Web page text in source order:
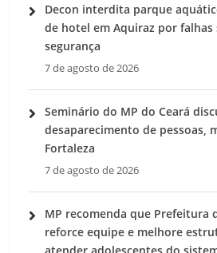
Decon interdita parque
de hotel em Aquiraz por falhas
segurança
7 de agosto de 2026
Seminário do MP do Ceará
desaparecimento de pessoas,
Fortaleza
7 de agosto de 2026
MP recomenda que Prefeitura
reforce equipe e melhore
atender adolescentes do